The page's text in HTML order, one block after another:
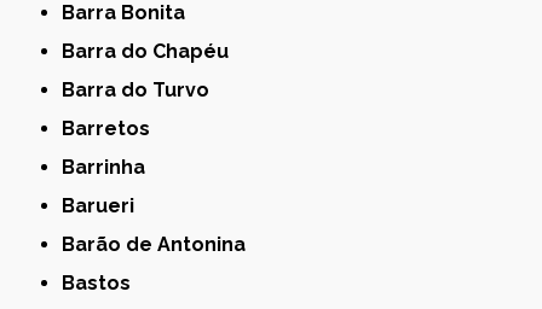
Barra Bonita
Barra do Chapéu
Barra do Turvo
Barretos
Barrinha
Barueri
Barão de Antonina
Bastos